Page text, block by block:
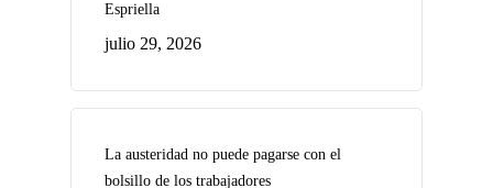
Espriella
julio 29, 2026
La austeridad no puede pagarse con el
bolsillo de los trabajadores